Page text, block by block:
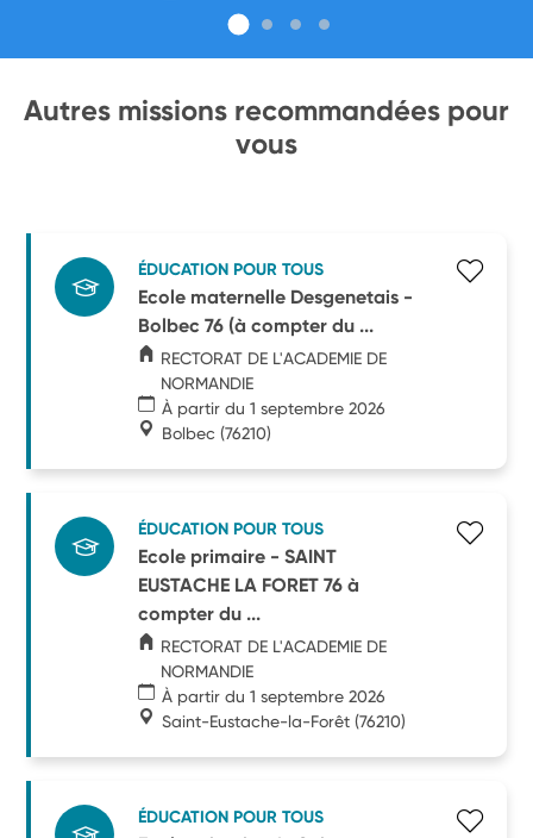
Autres missions recommandées pour
vous
ÉDUCATION POUR TOUS
Ecole maternelle Desgenetais -
Bolbec 76 (à compter du ...
RECTORAT DE L'ACADEMIE DE
NORMANDIE
À partir du 1 septembre 2026
Bolbec (76210)
ÉDUCATION POUR TOUS
Ecole primaire - SAINT
EUSTACHE LA FORET 76 à
compter du ...
RECTORAT DE L'ACADEMIE DE
NORMANDIE
À partir du 1 septembre 2026
Saint-Eustache-la-Forêt (76210)
ÉDUCATION POUR TOUS